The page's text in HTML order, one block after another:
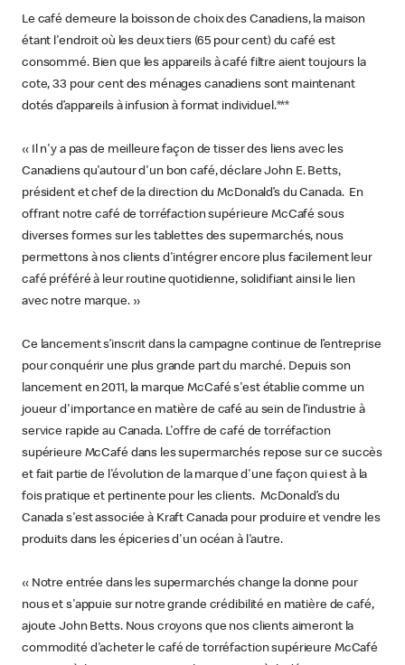
Le café demeure la boisson de choix des Canadiens, la maison
étant l'endroit où les deux tiers (65 pour cent) du café est
consommé. Bien que les appareils à café filtre aient toujours la
cote, 33 pour cent des ménages canadiens sont maintenant
dotés d’appareils à infusion à format individuel.***
« Il n'y a pas de meilleure façon de tisser des liens avec les
Canadiens qu'autour d'un bon café, déclare John E. Betts,
président et chef de la direction du McDonald’s du Canada. En
offrant notre café de torréfaction supérieure McCafé sous
diverses formes sur les tablettes des supermarchés, nous
permettons à nos clients d'intégrer encore plus facilement leur
café préféré à leur routine quotidienne, solidifiant ainsi le lien
avec notre marque. »
Ce lancement s’inscrit dans la campagne continue de l’entreprise
pour conquérir une plus grande part du marché. Depuis son
lancement en 2011, la marque McCafé s'est établie comme un
joueur d'importance en matière de café au sein de l’industrie à
service rapide au Canada. L'offre de café de torréfaction
supérieure McCafé dans les supermarchés repose sur ce succès
et fait partie de l'évolution de la marque d'une façon qui est à la
fois pratique et pertinente pour les clients. McDonald’s du
Canada s'est associée à Kraft Canada pour produire et vendre les
produits dans les épiceries d'un océan à l'autre.
« Notre entrée dans les supermarchés change la donne pour
nous et s'appuie sur notre grande crédibilité en matière de café,
ajoute John Betts. Nous croyons que nos clients aimeront la
commodité d'acheter le café de torréfaction supérieure McCafé